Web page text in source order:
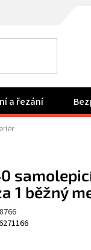
a řezání
1 běžný